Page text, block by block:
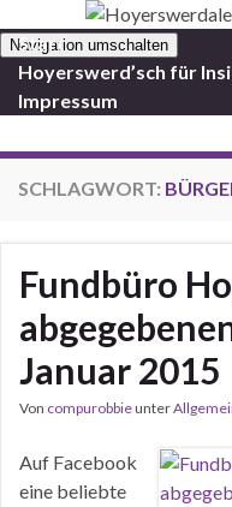
Navigation umschalten
Start
Hoyerswerd’sch für
Impressum
SCHLAGWORT:
Fundbüro
Januar 2015
Von compurobbieunter
Auf Facebook
eine beliebte